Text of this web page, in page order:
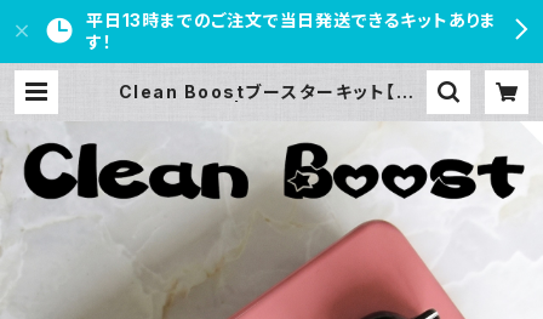
平日13時までのご注文で当日発送できるキットありま
す！
Clean Boostブースターキット【BA